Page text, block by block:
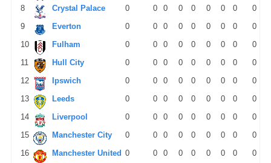
8 Crystal Palace 0 0 0 0 0 0 0 0
0
9
Everton 0 0 0 0 0 0 0 0
0
10
Fulham 0 0 0 0 0 0 0 0
0
11
Hull City 0 0 0 0 0 0 0 0
0
12
Ipswich 0 0 0 0 0 0 0 0
0
13
Leeds 0 0 0 0 0 0 0 0
0
14
Liverpool 0 0 0 0 0 0 0 0
0
15
Manchester City 0 0 0 0 0 0 0 0
0
16
Manchester United 0 0 0 0 0 0 0 0
0